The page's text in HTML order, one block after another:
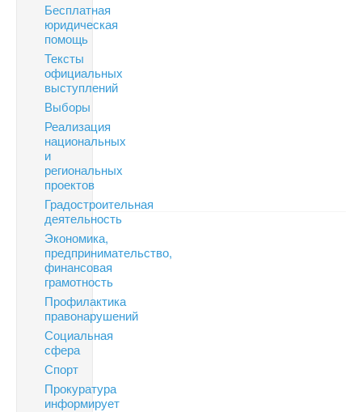
Бесплатная
юридическая
помощь
Тексты
официальных
выступлений
Выборы
Реализация
национальных
и
региональных
проектов
Градостроительная
деятельность
Экономика,
предпринимательство,
финансовая
грамотность
Профилактика
правонарушений
Социальная
сфера
Спорт
Прокуратура
информирует